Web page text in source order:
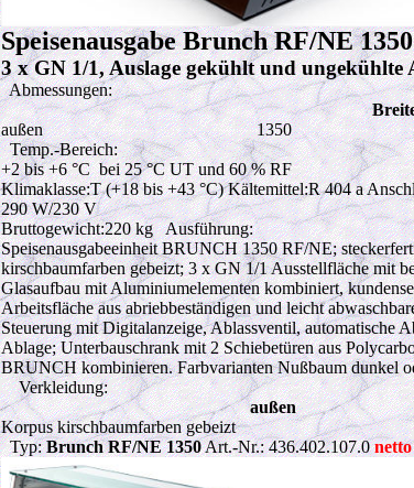
Speisenausgabe Brunch RF/NE 1350
3 x GN 1/1, Auslage gekühlt und ungekühlte
Abmessungen:
außen
1350
Temp.-Bereich:
+2 bis +6 °C bei 25 °C UT und 60 % RF
Klimaklasse:T (+18 bis +43 °C) Kältemittel:R 404 a
290 W/230 V
Bruttogewicht:220 kg Ausführung:
Speisenausgabeeinheit BRUNCH 1350 RF/NE;
kirschbaumfarben gebeizt; 3 x GN 1/1 Ausstellfläche mit
Glasaufbau mit Aluminiumelementen kombiniert,
Arbeitsfläche aus abriebbeständigen und leicht
Steuerung mit Digitalanzeige, Ablassventil, automatische
Ablage; Unterbauschrank mit 2 Schiebetüren aus
BRUNCH kombinieren. Farbvarianten Nußbaum dunkel
Verkleidung:
außen
Korpus kirschbaumfarben gebeizt
Typ:Brunch RF/NE 1350Art.-Nr.: 436.402.107.0netto